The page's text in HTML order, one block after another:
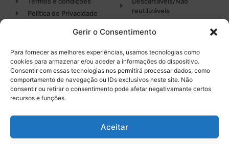
Gerir o Consentimento
Para fornecer as melhores experiências, usamos tecnologias como
cookies para armazenar e/ou aceder a informações do dispositivo.
Consentir com essas tecnologias nos permitirá processar dados, como
comportamento de navegação ou IDs exclusivos neste site. Não
consentir ou retirar o consentimento pode afetar negativamante certos
recursos e funções.
Aceitar
Política de Privacidade
reutilizáveis
Desinfectantes
Categorias
Endodontia
Higiene Oral
Entregas em 24h
de produtos em stock
nacional)